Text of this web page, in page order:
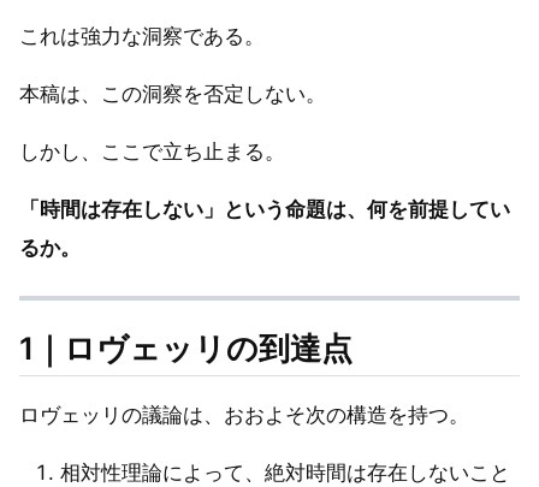
これは強力な洞察である。
本稿は、この洞察を否定しない。
しかし、ここで立ち止まる。
「時間は存在しない」という命題は、何を前提してい
るか。
1｜ロヴェッリの到達点
ロヴェッリの議論は、おおよそ次の構造を持つ。
相対性理論によって、絶対時間は存在しないこと